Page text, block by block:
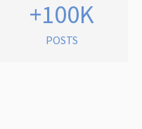
+100K
POSTS